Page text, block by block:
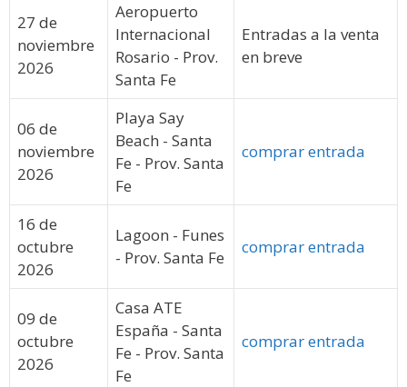
27 de
noviembre
2026
Aeropuerto
Internacional
Rosario - Prov.
Santa Fe
Entradas a la venta
en breve
06 de
noviembre
2026
Playa Say
Beach - Santa
Fe - Prov. Santa
Fe
comprar entrada
16 de
octubre
2026
Lagoon - Funes
- Prov. Santa Fe
comprar entrada
09 de
octubre
2026
Casa ATE
España - Santa
Fe - Prov. Santa
Fe
comprar entrada